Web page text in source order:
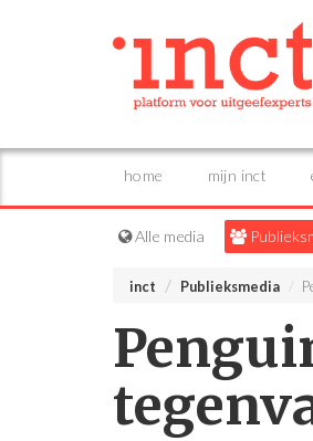
home mijn inct
Alle media
inct Publieksmedia